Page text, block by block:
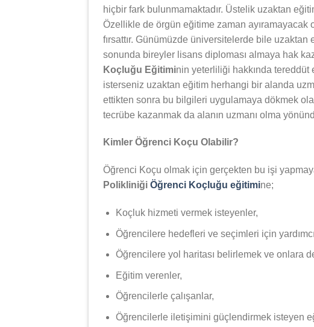
hiçbir fark bulunmamaktadır. Üstelik uzaktan
Özellikle de örgün eğitime zaman
fırsattır. Günümüzde üniversitelerde bile
sonunda bireyler lisans diploması almaya hak
Koçluğu Eğitiminin yeterliliği hakkında
isterseniz uzaktan eğitim herhangi bir alanda
ettikten sonra bu bilgileri uygulamaya dökmek
tecrübe kazanmak da alanın uzmanı olma
Kimler Öğrenci Koçu Olabilir?
Öğrenci Koçu olmak için gerçekten bu işi
Polikliniği Öğrenci Koçluğu eğitimine;
Koçluk hizmeti vermek isteyenler,
Öğrencilere hedefleri ve seçimleri için
Öğrencilere yol haritası belirlemek ve onlara
Eğitim verenler,
Öğrencilerle çalışanlar,
Öğrencilerle iletişimini güçlendirmek isteyen